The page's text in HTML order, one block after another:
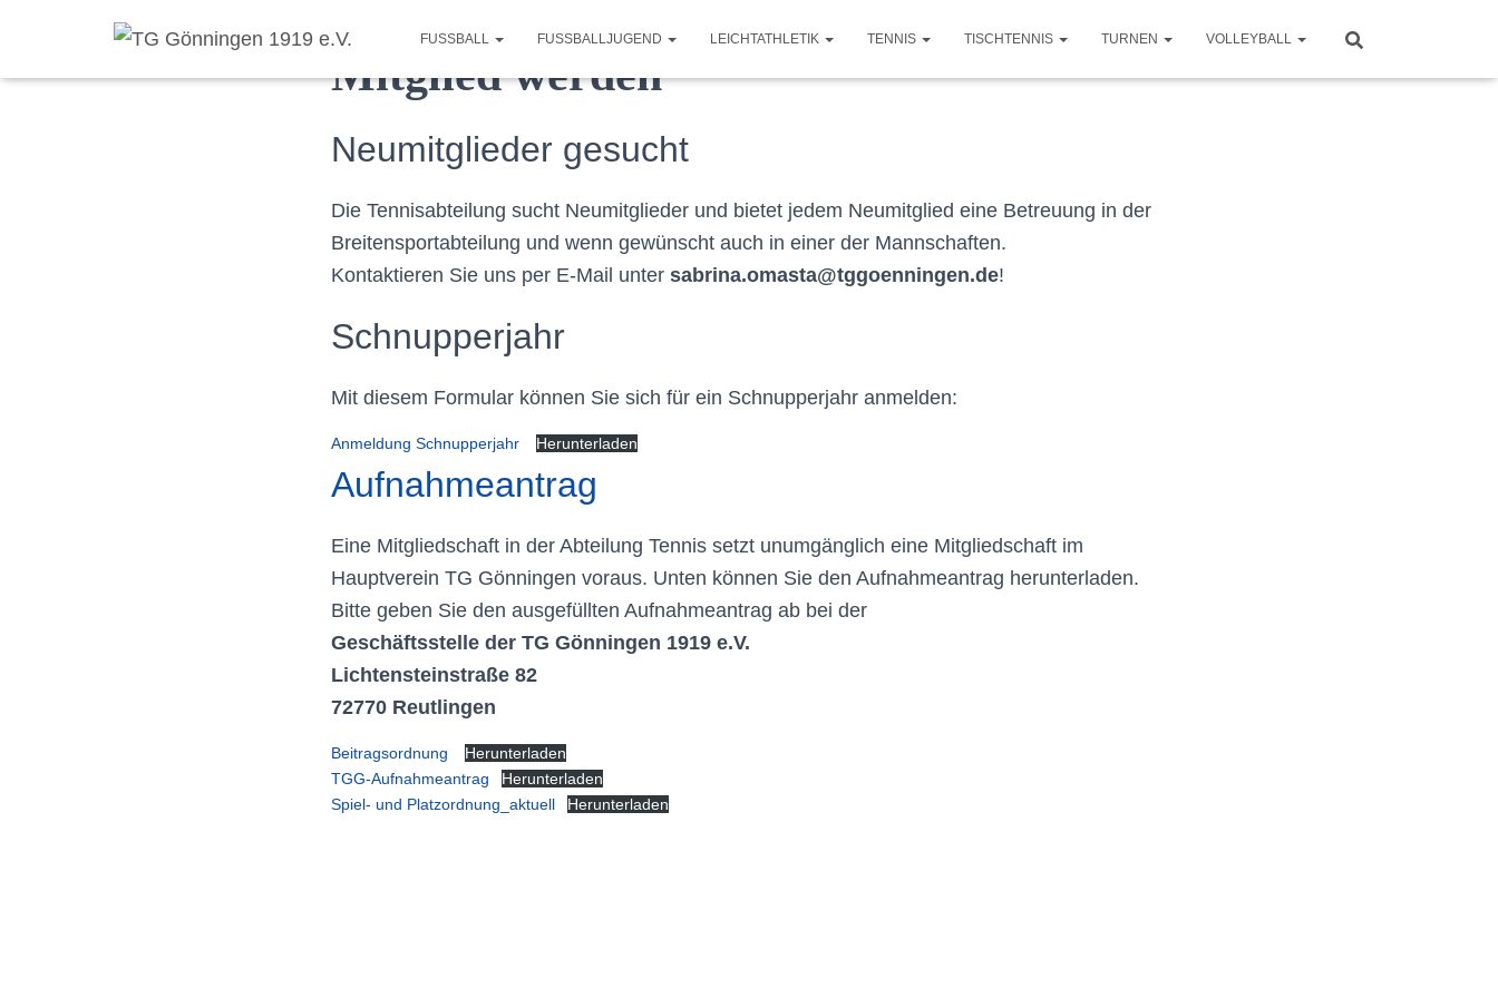
FUSSBALL FUSSBALLJUGEND LEICHTATHLETIK TENNIS TISCHTENNIS TURNEN VOLLEYBALL
Mitglied werden
Neumitglieder gesucht
Die Tennisabteilung sucht Neumitglieder und bietet jedem Neumitglied eine Betreuung in der
Breitensportabteilung und wenn gewünscht auch in einer der Mannschaften.
Kontaktieren Sie uns per E-Mail unter sabrina.omasta@tggoenningen.de!
Schnupperjahr
Mit diesem Formular können Sie sich für ein Schnupperjahr anmelden:
Anmeldung Schnupperjahr Herunterladen
Aufnahmeantrag
Eine Mitgliedschaft in der Abteilung Tennis setzt unumgänglich eine Mitgliedschaft im
Hauptverein TG Gönningen voraus. Unten können Sie den Aufnahmeantrag herunterladen.
Bitte geben Sie den ausgefüllten Aufnahmeantrag ab bei der
Geschäftsstelle der TG Gönningen 1919 e.V.
Lichtensteinstraße 82
72770 Reutlingen
Beitragsordnung
Herunterladen
TGG-Aufnahmeantrag
Herunterladen
Spiel- und Platzordnung_aktuell
Herunterladen